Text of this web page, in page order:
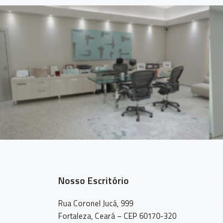
Nosso Escritório
Rua Coronel Jucá, 999
Fortaleza, Ceará – CEP 60170-320